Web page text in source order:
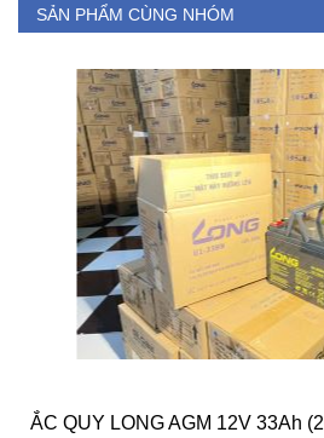
SẢN PHẨM CÙNG NHÓM
ẮC QUY LONG AGM 12V 33Ah